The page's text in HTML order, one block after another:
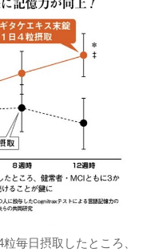
毎日摂取したところ、